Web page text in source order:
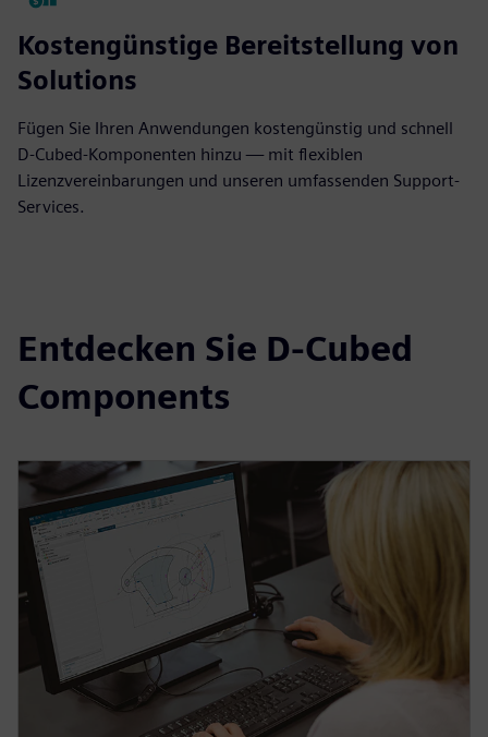
Kostengünstige Bereitstellung von
Solutions
Fügen Sie Ihren Anwendungen kostengünstig und schnell
D-Cubed-Komponenten hinzu — mit flexiblen
Lizenzvereinbarungen und unseren umfassenden Support-
Services.
Entdecken Sie D-Cubed
Components